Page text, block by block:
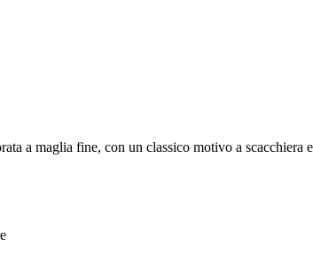
a maglia fine, con un classico motivo a